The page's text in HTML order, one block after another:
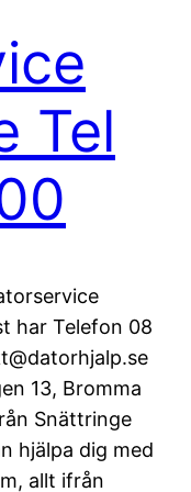
Tel
har Telefon 08
13, Bromma
Snättringe
hjälpa dig med
allt ifrån